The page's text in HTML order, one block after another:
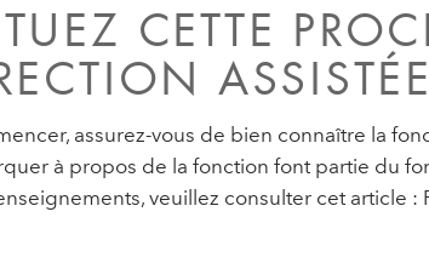
CETTE
assurez-vous de bien connaître la
à propos de la fonction font partie du
veuillez consulter cet article :